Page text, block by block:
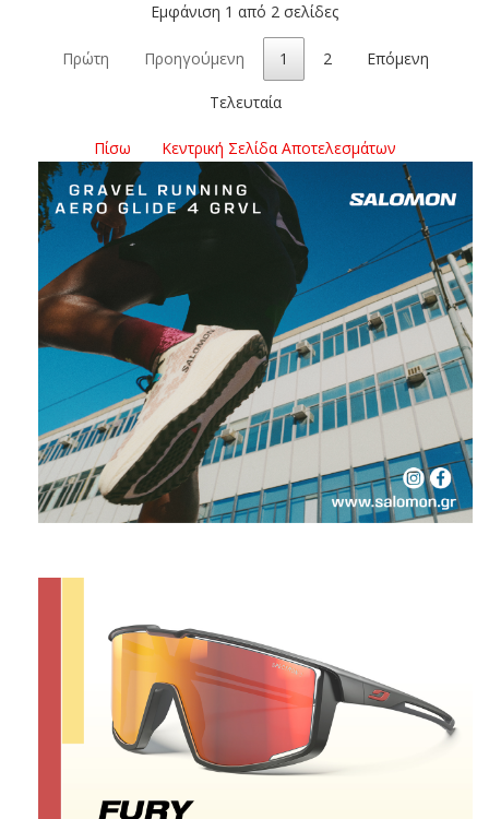
Εμφάνιση 1 από 2 σελίδες
Πρώτη Προηγούμενη 1 2 Επόμενη
Τελευταία
Πίσω Κεντρική Σελίδα Αποτελεσμάτων